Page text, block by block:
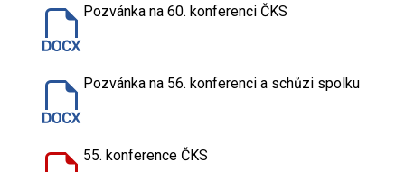
Pozvánka na 60. konferenci ČKS
Pozvánka na 56. konferenci a schůzi spolku
55. konference ČKS